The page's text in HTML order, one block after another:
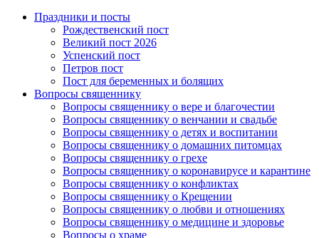
Праздники и посты
Рождественский пост
Великий пост 2026
Успенский пост
Петров пост
Пост для беременных и болящих
Вопросы священнику
Вопросы священнику о вере и благочестии
Вопросы священнику о венчании и свадьбе
Вопросы священнику о детях и воспитании
Вопросы священнику о домашних питомцах
Вопросы священнику о грехе
Вопросы священнику о коронавирусе и карантине
Вопросы священнику о конфликтах
Вопросы священнику о Крещении
Вопросы священнику о любви и отношениях
Вопросы священнику о медицине и здоровье
Вопросы о храме